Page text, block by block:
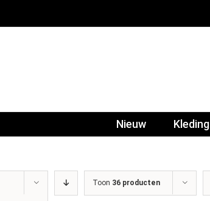
Nieuw Kleding
Toon 36 producten